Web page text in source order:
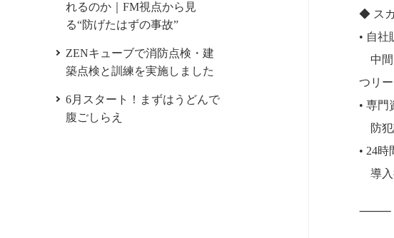
◆ ス
• 自
中間
つリ
• 専
防犯
• 24
導入
⸻
れるのか｜FM視点から見
る“防げたはずの事故”
ZENキューブで消防点検・建
築点検と訓練を実施しました
6月スタート！まずはうどんで
腹ごしらえ